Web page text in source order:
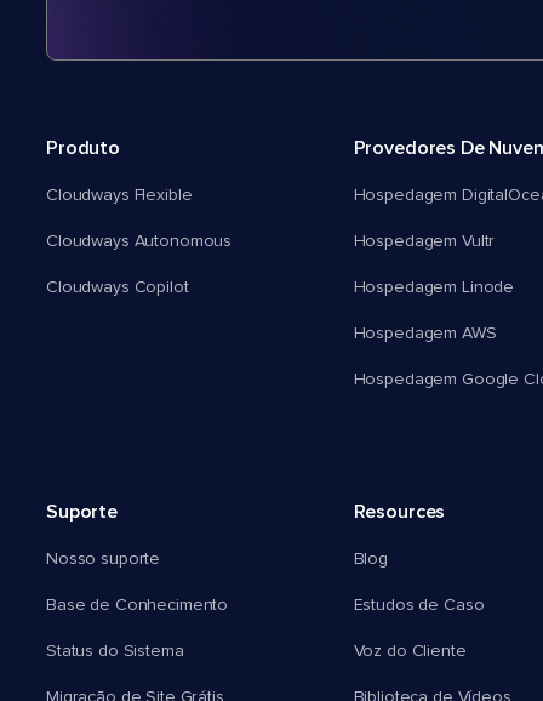
Produto
Cloudways Flexible
Cloudways Autonomous
Cloudways Copilot
Provedores De
Hospedagem
Hospedagem Vultr
Hospedagem Linode
Hospedagem AWS
Hospedagem Google
Suporte
Nosso suporte
Base de Conhecimento
Status do Sistema
Resources
Blog
Estudos de Caso
Voz do Cliente